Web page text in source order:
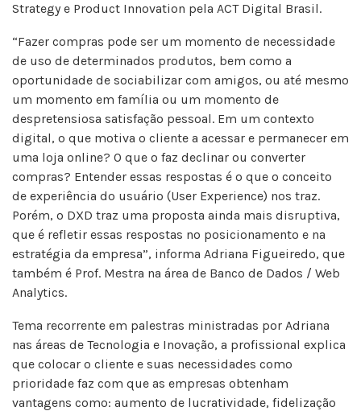
Strategy e Product Innovation pela ACT Digital Brasil.
“Fazer compras pode ser um momento de necessidade
de uso de determinados produtos, bem como a
oportunidade de sociabilizar com amigos, ou até mesmo
um momento em família ou um momento de
despretensiosa satisfação pessoal. Em um contexto
digital, o que motiva o cliente a acessar e permanecer em
uma loja online? O que o faz declinar ou converter
compras? Entender essas respostas é o que o conceito
de experiência do usuário (User Experience) nos traz.
Porém, o DXD traz uma proposta ainda mais disruptiva,
que é refletir essas respostas no posicionamento e na
estratégia da empresa”, informa Adriana Figueiredo, que
também é Prof. Mestra na área de Banco de Dados / Web
Analytics.
Tema recorrente em palestras ministradas por Adriana
nas áreas de Tecnologia e Inovação, a profissional explica
que colocar o cliente e suas necessidades como
prioridade faz com que as empresas obtenham
vantagens como: aumento de lucratividade, fidelização